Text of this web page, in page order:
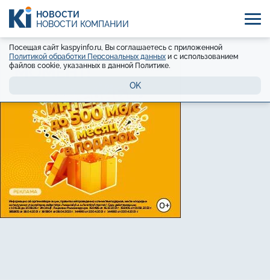
НОВОСТИ
НОВОСТИ КОМПАНИЙ
Посещая сайт kaspyinfo.ru, Вы соглашаетесь с приложенной
Политикой обработки Персональных данных и с использованием
файлов cookie, указанных в данной Политике.
OK